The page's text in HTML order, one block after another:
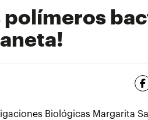
polímeros
Biológicas Margarita